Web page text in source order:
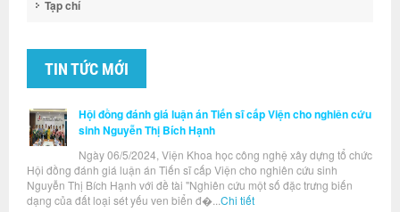
Tạp chí
TIN TỨC MỚI
Hội đồng đánh giá luận án Tiến sĩ cấp Viện cho nghiên cứu
sinh Nguyễn Thị Bích Hạnh
Ngày 06/5/2024, Viện Khoa học công nghệ xây dựng tổ chức
Hội đồng đánh giá luận án Tiến sĩ cấp Viện cho nghiên cứu sinh
Nguyễn Thị Bích Hạnh với đề tài "Nghiên cứu một số đặc trưng biến
dạng của đất loại sét yếu ven biển đ�... Chi tiết